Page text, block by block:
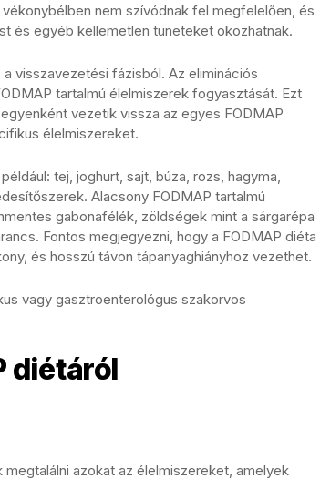
nem szívódnak fel megfelelően, és
és egyéb kellemetlen tüneteket okozhatnak.
visszavezetési fázisból. Az eliminációs
tartalmú élelmiszerek fogyasztását. Ezt
vezetik vissza az egyes FODMAP
élelmiszereket.
tej, joghurt, sajt, búza, rozs, hagyma,
Alacsony FODMAP tartalmú
gabonafélék, zöldségek mint a sárgarépa
Fontos megjegyezni, hogy a FODMAP diéta
és hosszú távon tápanyaghiányhoz vezethet.
vagy gasztroenterológus szakorvos
diétáról
azokat az élelmiszereket, amelyek